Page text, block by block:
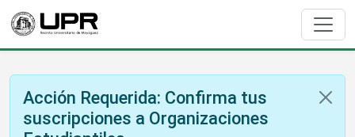
Acción Requerida: Confirma tus
suscripciones a Organizaciones